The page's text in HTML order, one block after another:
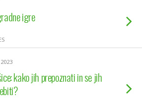
igre
kako jih prepoznati in se jih